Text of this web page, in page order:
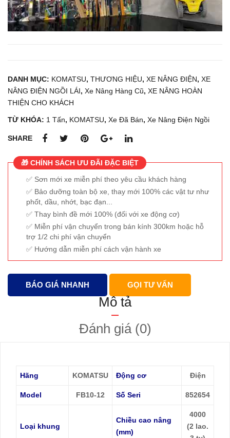
DANH MỤC: KOMATSU, THƯƠNG HIỆU, XE NÂNG ĐIỆN, XE
NÂNG ĐIỆN NGỒI LÁI, Xe Nâng Hàng Cũ, XE NÂNG HOÀN
THIỆN CHO KHÁCH
TỪ KHÓA: 1 Tấn, KOMATSU, Xe Đã Bán, Xe Nâng Điện Ngồi
SHARE
🎁 CHÍNH SÁCH ƯU ĐÃI ĐẶC BIỆT
Sơn mới xe miễn phí theo yêu cầu khách hàng
Bảo dưỡng toàn bộ xe, thay mới 100% các vật tư như
phốt, dầu, nhớt, bạc đạn...
Thay bình đề mới 100% (đối với xe động cơ)
Miễn phí vận chuyển trong bán kính 300km hoặc hỗ
trợ 1/2 chi phí vận chuyển
Hướng dẫn miễn phí cách vận hành xe
BÁO GIÁ NHANH GỌI TƯ VẤN
Mô tả
Đánh giá (0)
Hãng KOMATSU Động cơ Điện
Model FB10-12 Số Seri 852654
Loại khung
Chiều cao nâng
(mm)
4000
(2 lao.